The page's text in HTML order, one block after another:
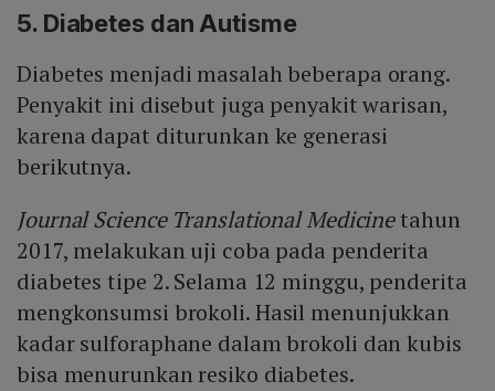
5. Diabetes dan Autisme
Diabetes menjadi masalah beberapa orang.
Penyakit ini disebut juga penyakit warisan,
karena dapat diturunkan ke generasi
berikutnya.
Journal Science Translational Medicinetahun
2017, melakukan uji coba pada penderita
diabetes tipe 2. Selama 12 minggu, penderita
mengkonsumsi brokoli. Hasil menunjukkan
kadar sulforaphane dalam brokoli dan kubis
bisa menurunkan resiko diabetes.